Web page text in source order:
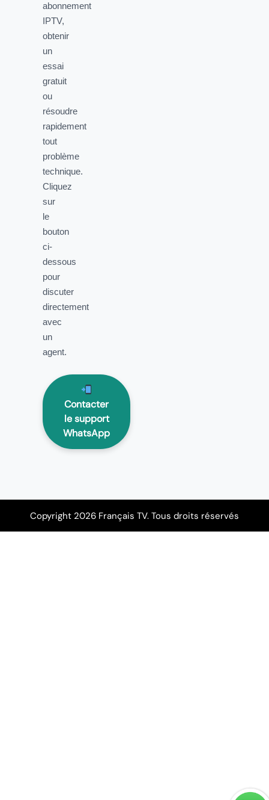
abonnement
IPTV,
obtenir
un
essai
gratuit
ou
résoudre
rapidement
tout
problème
technique.
Cliquez
sur
le
bouton
ci-
dessous
pour
discuter
directement
avec
un
agent.
Contacter
le support
WhatsApp
Copyright 2026 Français TV. Tous droits réservés